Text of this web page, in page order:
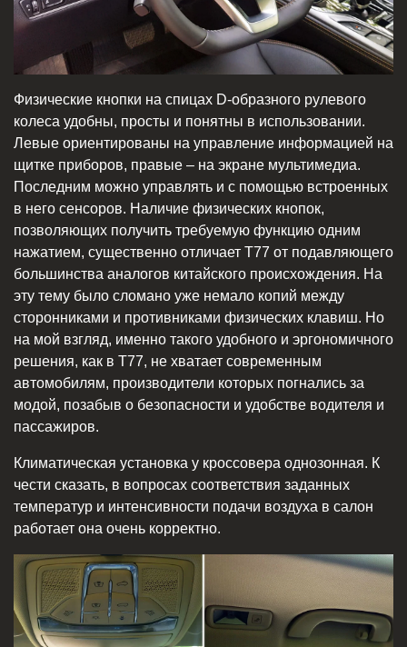
Физические кнопки на спицах D-образного рулевого
колеса удобны, просты и понятны в использовании.
Левые ориентированы на управление информацией на
щитке приборов, правые – на экране мультимедиа.
Последним можно управлять и с помощью встроенных
в него сенсоров. Наличие физических кнопок,
позволяющих получить требуемую функцию одним
нажатием, существенно отличает Т77 от подавляющего
большинства аналогов китайского происхождения. На
эту тему было сломано уже немало копий между
сторонниками и противниками физических клавиш. Но
на мой взгляд, именно такого удобного и эргономичного
решения, как в Т77, не хватает современным
автомобилям, производители которых погнались за
модой, позабыв о безопасности и удобстве водителя и
пассажиров.
Климатическая установка у кроссовера однозонная. К
чести сказать, в вопросах соответствия заданных
температур и интенсивности подачи воздуха в салон
работает она очень корректно.